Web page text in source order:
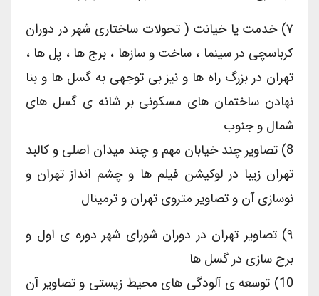
۷) خدمت یا خیانت ( تحولات ساختاری شهر در دوران
کرباسچی در سینما ، ساخت و سازها ، برج ها ، پل ها ،
تهران در بزرگ راه ها و نیز بی توجهی به گسل ها و بنا
نهادن ساختمان های مسکونی بر شانه ی گسل های
شمال و جنوب
8) تصاویر چند خیابان مهم و چند میدان اصلی و کالبد
تهران زیبا در لوکیشن فیلم ها و چشم انداز تهران و
نوسازی آن و تصاویر متروی تهران و ترمینال
۹) تصاویر تهران در دوران شورای شهر دوره ی اول و
برج سازی در گسل ها
10) توسعه ی آلودگی های محیط زیستی و تصاویر آن